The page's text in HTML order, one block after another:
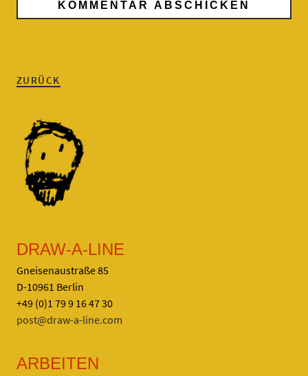
ZURÜCK
DRAW-A-LINE
Gneisenaustraße 85
D-10961 Berlin
+49 (0)1 79 9 16 47 30
post@draw-a-line.com
ARBEITEN